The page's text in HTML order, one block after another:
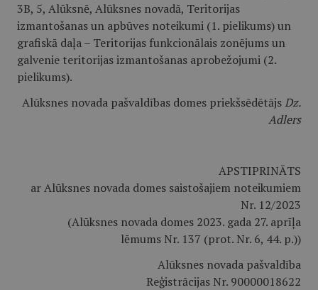
3B, 5, Alūksnē, Alūksnes novadā, Teritorijas
izmantošanas un apbūves noteikumi (1. pielikums) un
grafiskā daļa – Teritorijas funkcionālais zonējums un
galvenie teritorijas izmantošanas aprobežojumi (2.
pielikums).
Alūksnes novada pašvaldības domes priekšsēdētājsDz.
Adlers
APSTIPRINĀTS
ar Alūksnes novada domes saistošajiem noteikumiem
Nr. 12/2023
(Alūksnes novada domes 2023. gada 27. aprīļa
lēmums Nr. 137 (prot. Nr. 6, 44. p.))
Alūksnes novada pašvaldība
Reģistrācijas Nr. 90000018622